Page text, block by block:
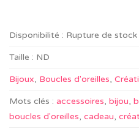
Disponibilité : Rupture de stock
Taille : ND
Bijoux, Boucles d'oreilles,
Mots clés : accessoires, bijou,
boucles d'oreilles, cadeau,